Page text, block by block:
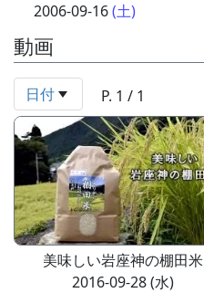
2006-09-16(土)
動画
日付 P. 1 / 1
美味しい岩座神の棚田米
2016-09-28 (水)